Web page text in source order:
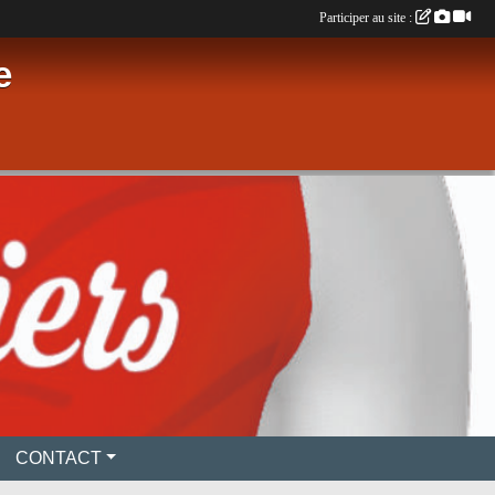
CONTACT
Participer au site :